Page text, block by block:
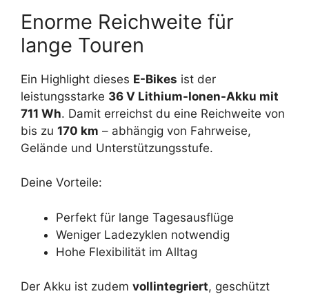
Enorme Reichweite für
lange Touren
Ein Highlight dieses E-Bikes ist der
leistungsstarke 36 V Lithium-Ionen-Akku mit
711 Wh. Damit erreichst du eine Reichweite von
bis zu 170 km – abhängig von Fahrweise,
Gelände und Unterstützungsstufe.
Deine Vorteile:
Perfekt für lange Tagesausflüge
Weniger Ladezyklen notwendig
Hohe Flexibilität im Alltag
Der Akku ist zudem vollintegriert, geschützt